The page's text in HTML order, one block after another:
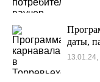
даты,